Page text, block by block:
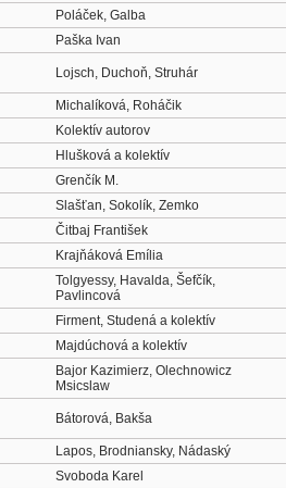
Poláček, Galba
Paška Ivan
Lojsch, Duchoň, Struhár
Michalíková, Roháčik
Kolektív autorov
Hlušková a kolektív
Grenčík M.
Slašťan, Sokolík, Zemko
Čitbaj František
Krajňáková Emília
Tolgyessy, Havalda, Šefčík,
Pavlincová
Firment, Studená a kolektív
Majdúchová a kolektív
Bajor Kazimierz, Olechnowicz
Msicslaw
Bátorová, Bakša
Lapos, Brodniansky, Nádaský
Svoboda Karel